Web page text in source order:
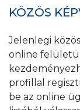
Ha nem áll
ügyeit,
a
Kérjük,
keresi fel
KÖZÖS
Jelenlegi
online
profillal
be az online